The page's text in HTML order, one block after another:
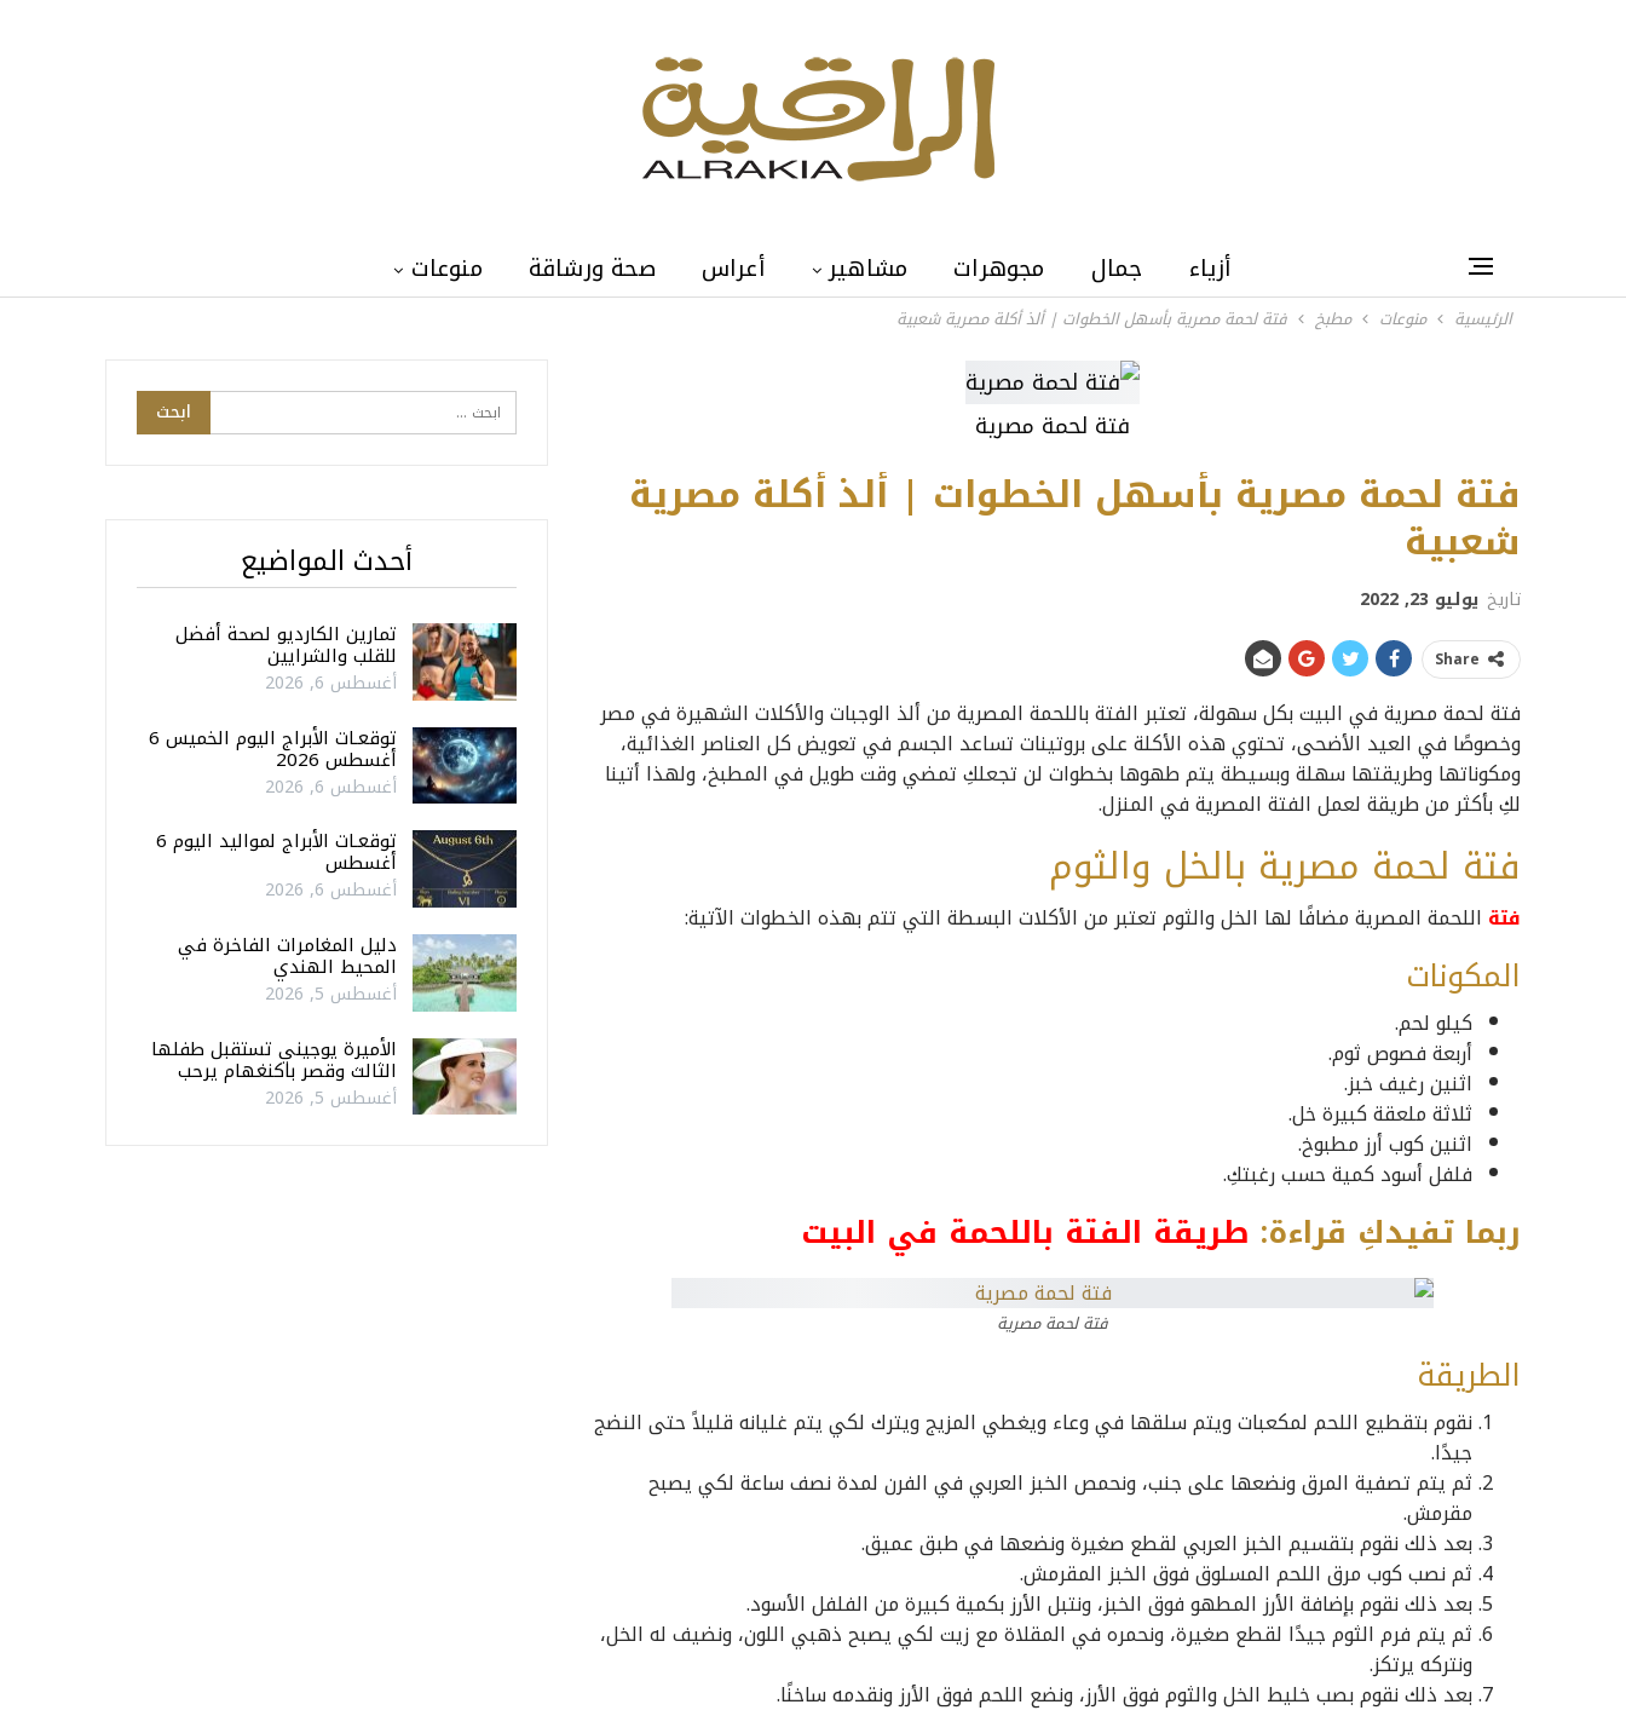
أزياء جمال مجوهرات مشاهير أعراس صحة ورشاقة منوعات
الرئيسية منوعات مطبخ فتة لحمة مصرية بأسهل الخطوات | ألذ أكلة مصرية شعبية
فتة لحمة مصرية
فتة لحمة مصرية بأسهل الخطوات | ألذ أكلة مصرية
شعبية
تاريخ يوليو 23, 2022
Share
فتة لحمة مصرية في البيت بكل سهولة، تعتبر الفتة باللحمة المصرية من ألذ الوجبات والأكلات الشهيرة في مصر
وخصوصًا في العيد الأضحى، تحتوي هذه الأكلة على بروتينات تساعد الجسم في تعويض كل العناصر الغذائية،
ومكوناتها وطريقتها سهلة وبسيطة يتم طهوها بخطوات لن تجعلكِ تمضي وقت طويل في المطبخ، ولهذا أتينا
لكِ بأكثر من طريقة لعمل الفتة المصرية في المنزل.
فتة لحمة مصرية بالخل والثوم
فتة اللحمة المصرية مضافًا لها الخل والثوم تعتبر من الأكلات البسطة التي تتم بهذه الخطوات الآتية:
المكونات
كيلو لحم.
أربعة فصوص ثوم.
اثنين رغيف خبز.
ثلاثة ملعقة كبيرة خل.
اثنين كوب أرز مطبوخ.
فلفل أسود كمية حسب رغبتكِ.
ربما تفيدكِ قراءة: طريقة الفتة باللحمة في البيت
فتة لحمة مصرية
الطريقة
نقوم بتقطيع اللحم لمكعبات ويتم سلقها في وعاء ويغطي المزيج ويترك لكي يتم غليانه قليلاً حتى النضج
جيدًا.
ثم يتم تصفية المرق ونضعها على جنب، ونحمص الخبز العربي في الفرن لمدة نصف ساعة لكي يصبح
مقرمش.
بعد ذلك نقوم بتقسيم الخبز العربي لقطع صغيرة ونضعها في طبق عميق.
ثم نصب كوب مرق اللحم المسلوق فوق الخبز المقرمش.
بعد ذلك نقوم بإضافة الأرز المطهو فوق الخبز، ونتبل الأرز بكمية كبيرة من الفلفل الأسود.
ثم يتم فرم الثوم جيدًا لقطع صغيرة، ونحمره في المقلاة مع زيت لكي يصبح ذهبي اللون، ونضيف له الخل،
ونتركه يرتكز.
بعد ذلك نقوم بصب خليط الخل والثوم فوق الأرز، ونضع اللحم فوق الأرز ونقدمه ساخنًا.
أحدث المواضيع
تمارين الكارديو لصحة أفضل
للقلب والشرايين
أغسطس 6, 2026
توقعـات الأبراج اليوم الخميس 6
أغسطس 2026
أغسطس 6, 2026
توقعـات الأبراج لمواليد اليوم 6
أغسطس
أغسطس 6, 2026
دليل المغامرات الفاخرة في
المحيط الهندي
أغسطس 5, 2026
الأميرة يوجيني تستقبل طفلها
الثالث وقصر باكنغهام يرحب
أغسطس 5, 2026